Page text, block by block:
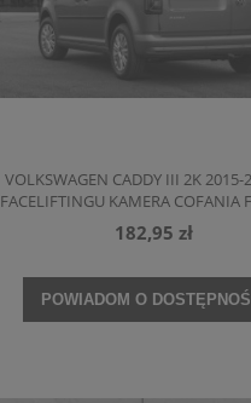
VOLKSWAGEN CADDY III 2K 2015-
FACELIFTINGU KAMERA COFANIA
DYNAMICZNE LINIE
KLAMKĄ KLAPY TYLNEJ
182,95 zł
POWIADOM O